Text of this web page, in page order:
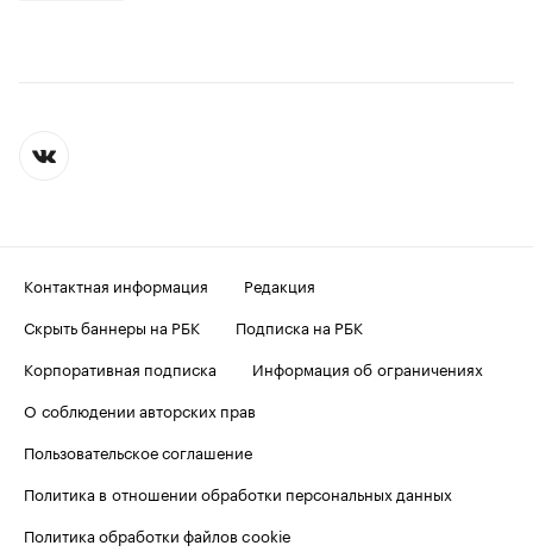
Контактная информация
Редакция
Скрыть баннеры на РБК
Подписка на РБК
Корпоративная подписка
Информация об ограничениях
О соблюдении авторских прав
Пользовательское соглашение
Политика в отношении обработки персональных данных
Политика обработки файлов cookie